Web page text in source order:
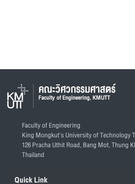
คณะวิศวกรรมศาสตร์
Faculty of Engineering, KMUTT
Faculty of Engineering
King Mongkut's University of Technology
126 Pracha Uthit Road, Bang Mot, Thung
Thailand
Quick Link